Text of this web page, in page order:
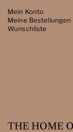
Mein Konto
Meine Bestellungen
Wunschliste
THE HOME